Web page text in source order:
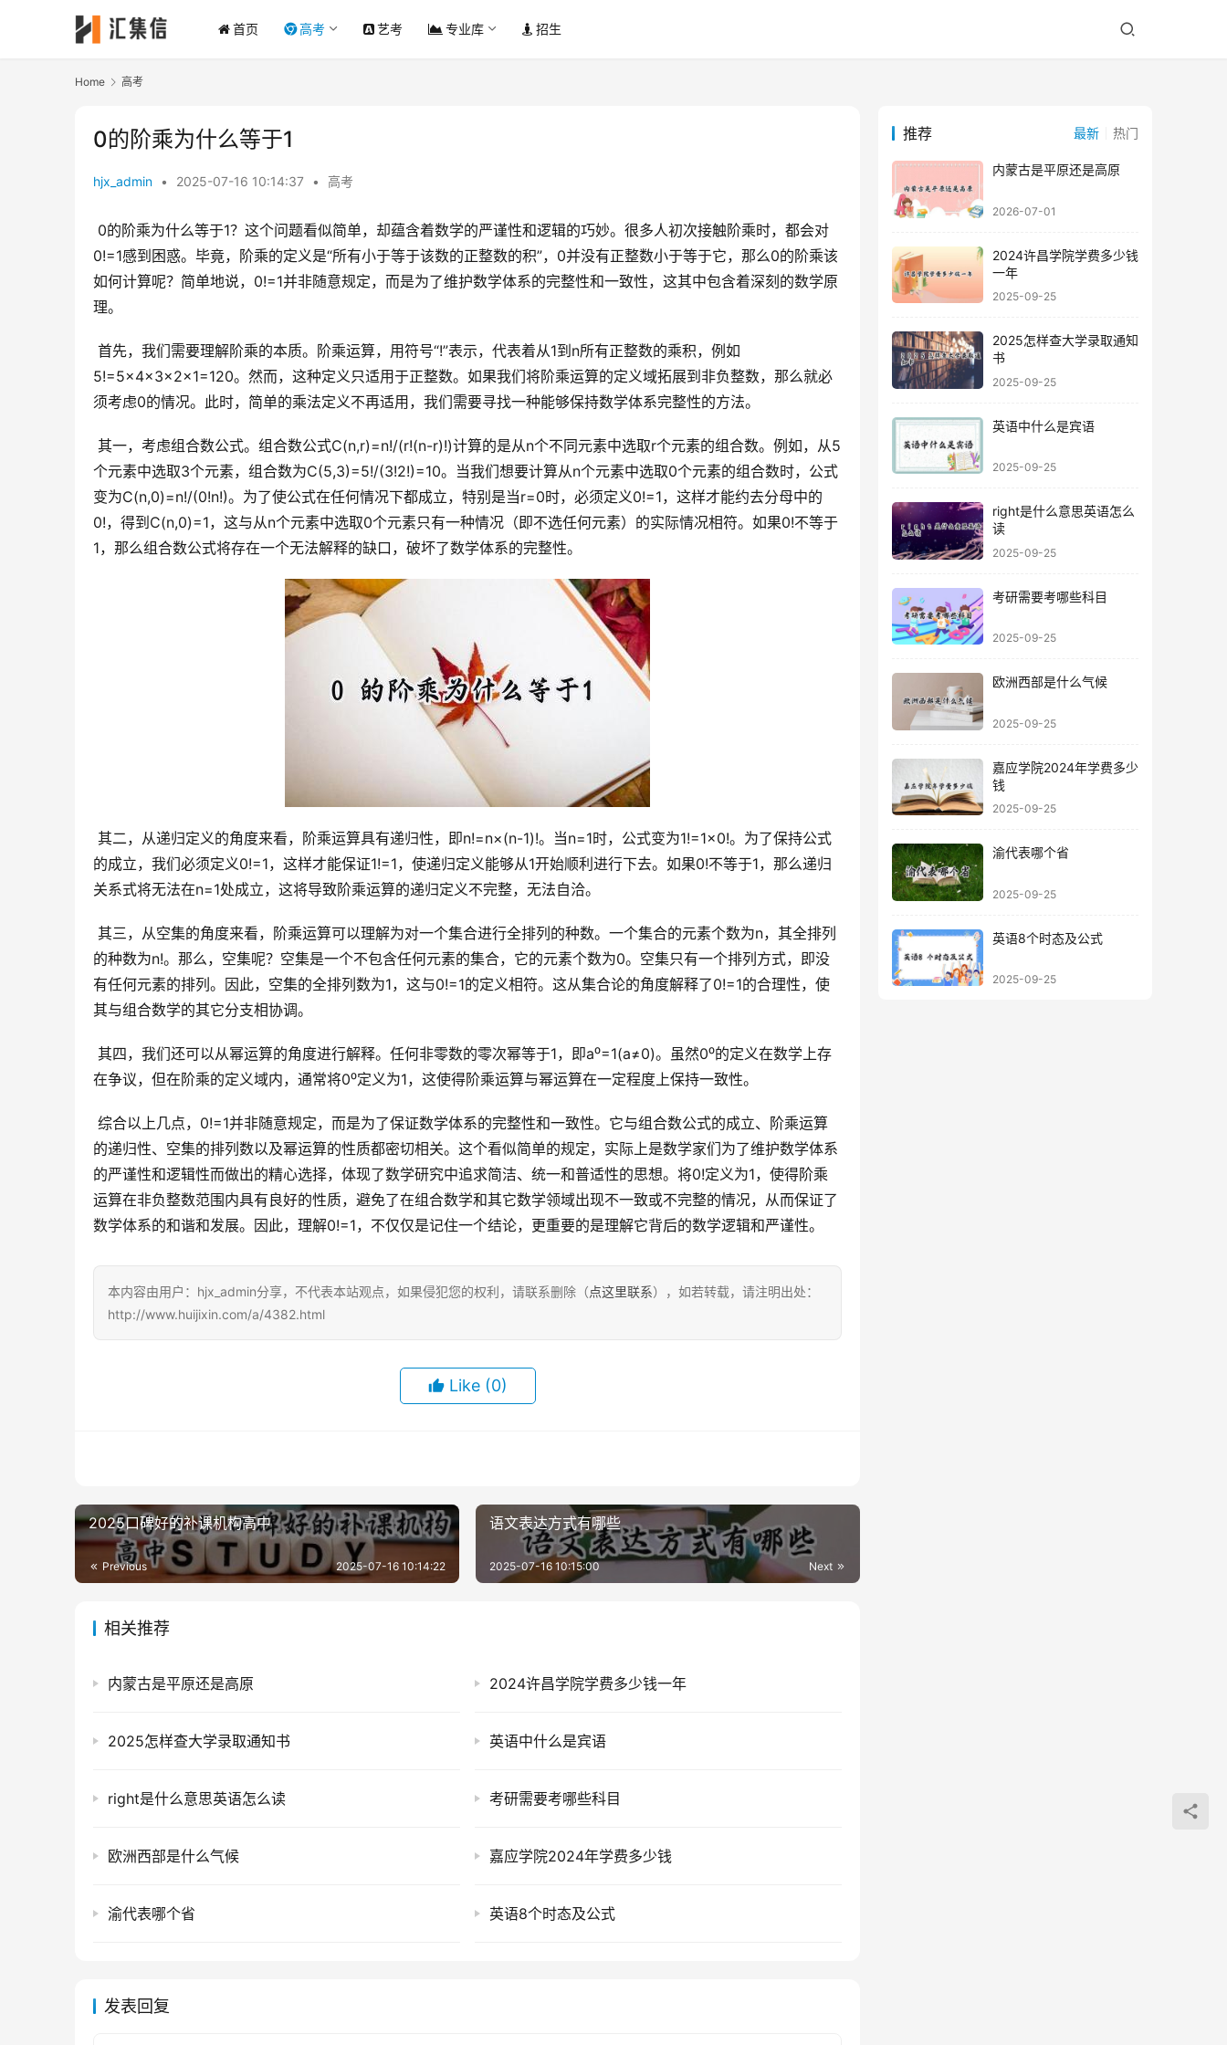
首页 高考 艺考 专业库 招生
Home 高考
0的阶乘为什么等于1
hjx_admin • 2025-07-16 10:14:37 • 高考
0!=1感到困惑。毕竟，阶乘的定义是“所有小于等于该数的正整数的积”，0并没有正整数小于等于它，那么0的阶乘该
如何计算呢？简单地说，0!=1并非随意规定，而是为了维护数学体系的完整性和一致性，这其中包含着深刻的数学原
理。
5!=5×4×3×2×1=120。然而，这种定义只适用于正整数。如果我们将阶乘运算的定义域拓展到非负整数，那么就必
须考虑0的情况。此时，简单的乘法定义不再适用，我们需要寻找一种能够保持数学体系完整性的方法。
个元素中选取3个元素，组合数为C(5,3)=5!/(3!2!)=10。当我们想要计算从n个元素中选取0个元素的组合数时，公式
变为C(n,0)=n!/(0!n!)。为了使公式在任何情况下都成立，特别是当r=0时，必须定义0!=1，这样才能约去分母中的
0!，得到C(n,0)=1，这与从n个元素中选取0个元素只有一种情况（即不选任何元素）的实际情况相符。如果0!不等于
1，那么组合数公式将存在一个无法解释的缺口，破坏了数学体系的完整性。
的成立，我们必须定义0!=1，这样才能保证1!=1，使递归定义能够从1开始顺利进行下去。如果0!不等于1，那么递归
关系式将无法在n=1处成立，这将导致阶乘运算的递归定义不完整，无法自洽。
的种数为n!。那么，空集呢？空集是一个不包含任何元素的集合，它的元素个数为0。空集只有一个排列方式，即没
有任何元素的排列。因此，空集的全排列数为1，这与0!=1的定义相符。这从集合论的角度解释了0!=1的合理性，使
其与组合数学的其它分支相协调。
在争议，但在阶乘的定义域内，通常将0⁰定义为1，这使得阶乘运算与幂运算在一定程度上保持一致性。
的递归性、空集的排列数以及幂运算的性质都密切相关。这个看似简单的规定，实际上是数学家们为了维护数学体系
的严谨性和逻辑性而做出的精心选择，体现了数学研究中追求简洁、统一和普适性的思想。将0!定义为1，使得阶乘
运算在非负整数范围内具有良好的性质，避免了在组合数学和其它数学领域出现不一致或不完整的情况，从而保证了
数学体系的和谐和发展。因此，理解0!=1，不仅仅是记住一个结论，更重要的是理解它背后的数学逻辑和严谨性。
本内容由用户：hjx_admin分享，不代表本站观点，如果侵犯您的权利，请联系删除（点这里联系），如若转载，请注明出处：
http://www.huijixin.com/a/4382.html
Like (0)
2025口碑好的补课机构高中
Previous 2025-07-16 10:14:22
语文表达方式有哪些
Next
2025-07-16 10:15:00
相关推荐
内蒙古是平原还是高原 2024许昌学院学费多少钱一年
2025怎样查大学录取通知书 英语中什么是宾语
right是什么意思英语怎么读 考研需要考哪些科目
欧洲西部是什么气候 嘉应学院2024年学费多少钱
渝代表哪个省 英语8个时态及公式
发表回复
推荐 最新 热门
内蒙古是平原还是高原
2026-07-01
2024许昌学院学费多少钱
一年
2025-09-25
2025怎样查大学录取通知
书
2025-09-25
英语中什么是宾语
2025-09-25
right是什么意思英语怎么
读
2025-09-25
考研需要考哪些科目
2025-09-25
欧洲西部是什么气候
2025-09-25
嘉应学院2024年学费多少
钱
2025-09-25
渝代表哪个省
2025-09-25
英语8个时态及公式
2025-09-25